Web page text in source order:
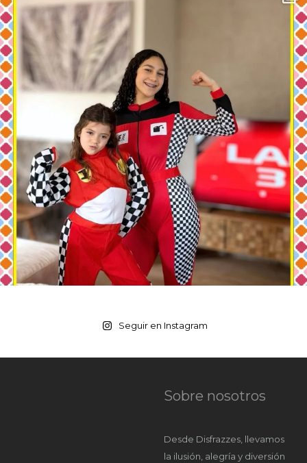
Seguir en Instagram
Sobre nosotros
Desde Disfrazzes, llevamos
la ilusión, alegría y diversión